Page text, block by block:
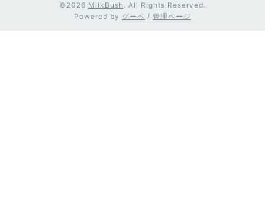
©2026 MilkBush . All Rights Reserved.
Powered by グーペ / 管理ページ